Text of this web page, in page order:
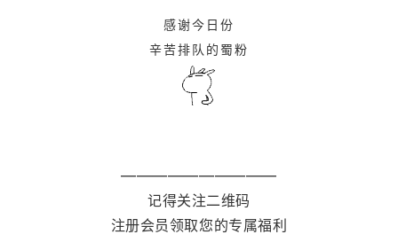
感谢今日份
辛苦排队的蜀粉
——————————
记得关注二维码
注册会员领取您的专属福利